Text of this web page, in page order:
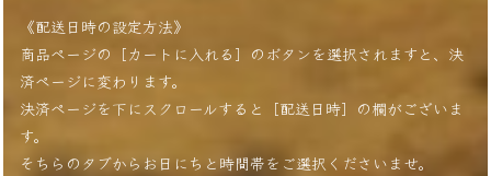
《配送日時の設定方法》
商品ページの［カートに入れる］のボタンを選択されますと、決
済ページに変わります。
決済ページを下にスクロールすると［配送日時］の欄がございま
す。
そちらのタブからお日にちと時間帯をご選択くださいませ。